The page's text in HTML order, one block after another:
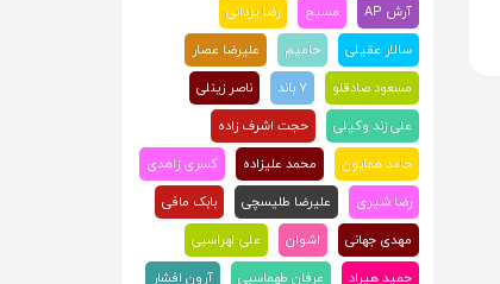
آرش AP مسیح
رضا یزدانی
سالار عقیلی
حامیم
علیرضا عصار
مسعود صادقلو
۷ باند
ناصر زینلی
علی زند وکیلی
حجت اشرف زاده
حامد همایون
محمد علیزاده
کسری زاهدی
رضا شیری
علیرضا طلیسچی
بابک مافی
مهدی جهانی
اشوان
علی لهراسبی
حمید هیراد
عرفان طهماسبی
آرون افشار